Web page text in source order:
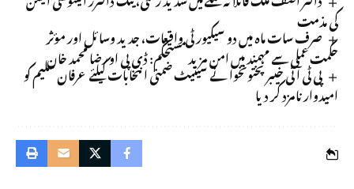
کی مذمت
صرف سات ماہ میں دو سیکیورٹی واقعات، جدید وسائل اور مؤثر
حکمت عملی سے مہمند میں امن مزید مستحکم: ڈی پی او رضا محمد خان
پی ٹی آئی خیبرپختونخوا نے سینیٹ ضمنی انتخابات کیلئے عرفان سلیم کو
امیدوار نامزد کر دیا